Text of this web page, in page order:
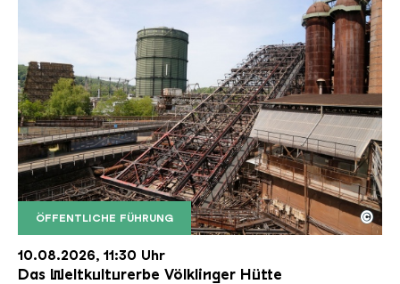
ÖFFENTLICHE FÜHRUNG
Der Erzschrägaufzug der Völklinger Hütte mit
Copyright: Weltkulturerbe Völklinger Hütte | Karl
©
10.08.2026, 11:30 Uhr
Das Weltkulturerbe Völklinger Hütte